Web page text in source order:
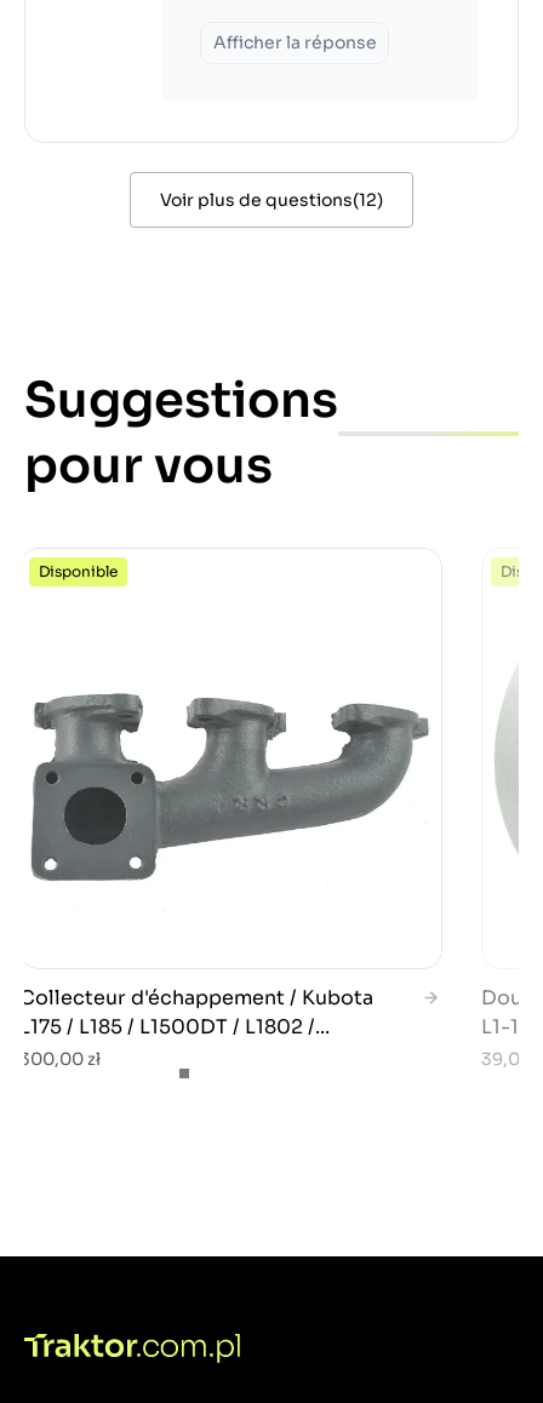
Afficher la réponse
Voir plus de questions(12)
Suggestions
pour vous
Disponible
Collecteur d'échappement / Kubota
L175 / L185 / L1500DT / L1802 /...
300,00 zł
L1-18
39,00